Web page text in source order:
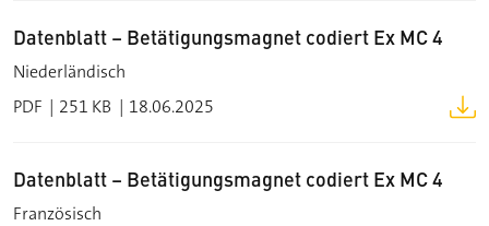
Datenblatt – Betätigungsmagnet codiert Ex MC 4
Niederländisch
PDF
251 KB 18.06.2025
Datenblatt – Betätigungsmagnet codiert Ex MC 4
Französisch